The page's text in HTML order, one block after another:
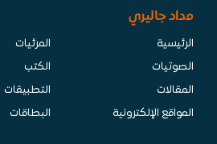
مداد جاليري
الرئيسية
المرئيات
الصوتيات
الكتب
المقالات
التطبيقات
المواقع الإلكترونية
البطاقات